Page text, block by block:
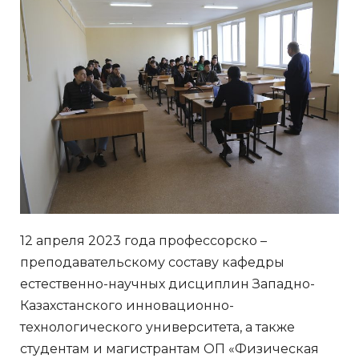
12 апреля 2023 года профессорско –
преподавательскому составу кафедры
естественно-научных дисциплин Западно-
Казахстанского инновационно-
технологического университета, а также
студентам и магистрантам ОП «Физическая